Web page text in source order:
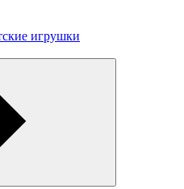
игрушки